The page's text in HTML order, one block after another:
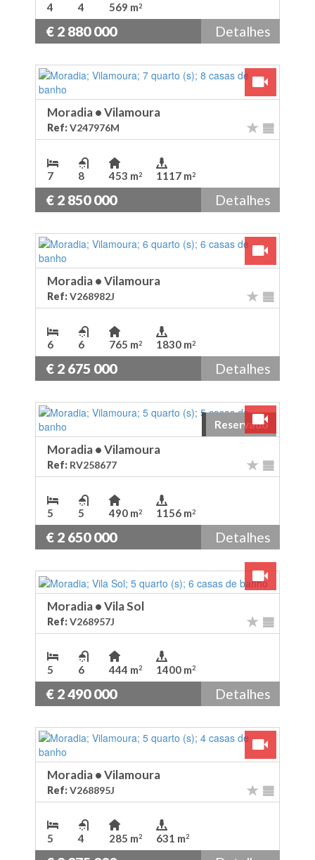
4 4 569 m2
€ 2 880 000 Detalhes
Moradia•Vilamoura
Ref:V247976M
7 8 453 m2 1117 m2
€ 2 850 000 Detalhes
Moradia•Vilamoura
Ref:V268982J
6 6 765 m2 1830 m2
€ 2 675 000 Detalhes
Reservado
Moradia•Vilamoura
Ref: RV258677
5 5 490 m2 1156 m2
€ 2 650 000 Detalhes
Moradia•Vila Sol
Ref:V268957J
5 6 444 m2 1400 m2
€ 2 490 000 Detalhes
Moradia•Vilamoura
Ref:V268895J
5 4 285 m2 631 m2